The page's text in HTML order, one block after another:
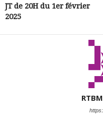
JT de 20H du 1er février
2025